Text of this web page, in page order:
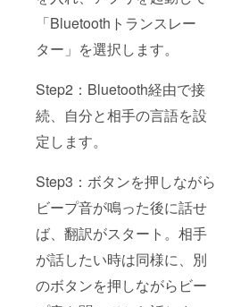
「Bluetoothトランスレー
ター」を選択します。
Step2：Bluetooth経由で接
続、自分と相手の言語を設
定します。
Step3：ボタンを押しながら
ビープ音が鳴った後に話せ
ば、翻訳がスタート。相手
が話したい時は同様に、別
のボタンを押しながらビー